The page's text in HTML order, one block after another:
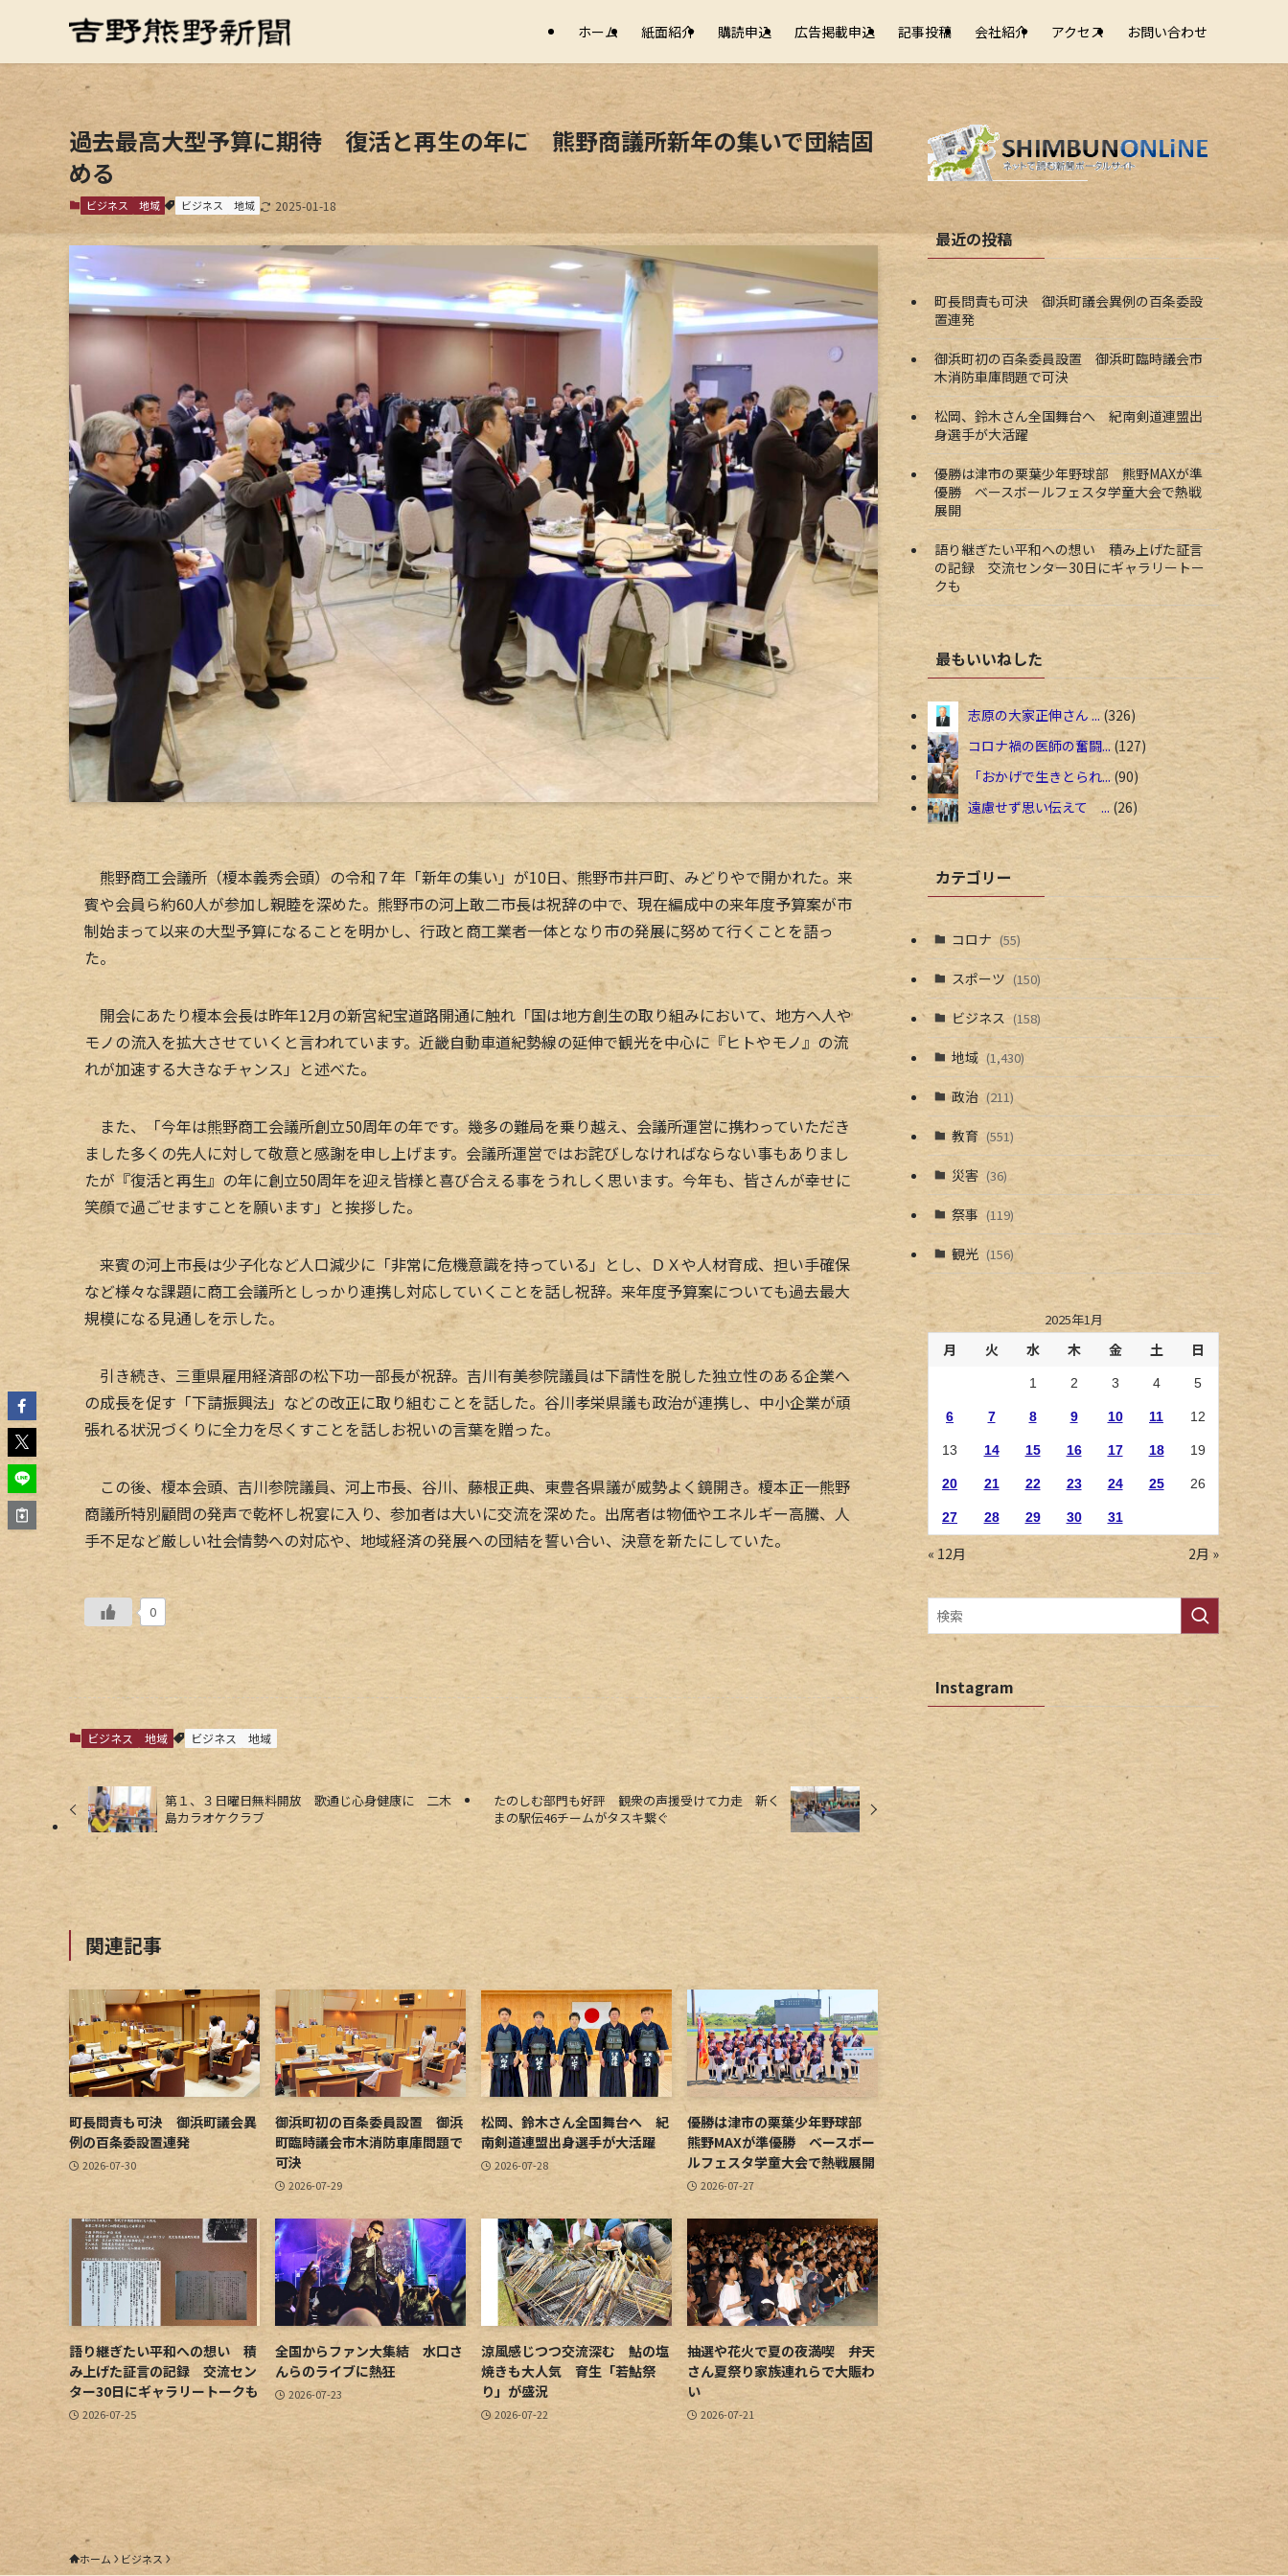
ホーム 紙面紹介 購読申込 広告掲載申込 記事投稿 会社紹介 アクセス お問い合わせ
過去最高大型予算に期待 復活と再生の年に 熊野商議所新年の集いで団結固
める
ビジネス 地域 ビジネス 地域 2025-01-18
熊野商工会議所（榎本義秀会頭）の令和７年「新年の集い」が10日、熊野市井戸町、みどりやで開かれた。来
賓や会員ら約60人が参加し親睦を深めた。熊野市の河上敢二市長は祝辞の中で、現在編成中の来年度予算案が市
制始まって以来の大型予算になることを明かし、行政と商工業者一体となり市の発展に努めて行くことを語っ
た。
開会にあたり榎本会長は昨年12月の新宮紀宝道路開通に触れ「国は地方創生の取り組みにおいて、地方へ人や
モノの流入を拡大させていくと言われています。近畿自動車道紀勢線の延伸で観光を中心に『ヒトやモノ』の流
れが加速する大きなチャンス」と述べた。
また、「今年は熊野商工会議所創立50周年の年です。幾多の難局を乗り越え、会議所運営に携わっていただき
ました多くの先人に対して敬意と感謝を申し上げます。会議所運営ではお詫びしなければならない事もありまし
たが『復活と再生』の年に創立50周年を迎え皆様と喜び合える事をうれしく思います。今年も、皆さんが幸せに
笑顔で過ごせますことを願います」と挨拶した。
来賓の河上市長は少子化など人口減少に「非常に危機意識を持っている」とし、ＤＸや人材育成、担い手確保
など様々な課題に商工会議所としっかり連携し対応していくことを話し祝辞。来年度予算案についても過去最大
規模になる見通しを示した。
引き続き、三重県雇用経済部の松下功一部長が祝辞。吉川有美参院議員は下請性を脱した独立性のある企業へ
の成長を促す「下請振興法」などの改正に取り組むことを話した。谷川孝栄県議も政治が連携し、中小企業が頑
張れる状況づくりに全力を尽くすことを話しお祝いの言葉を贈った。
この後、榎本会頭、吉川参院議員、河上市長、谷川、藤根正典、東豊各県議が威勢よく鏡開き。榎本正一熊野
商議所特別顧問の発声で乾杯し祝宴に入り、参加者は大いに交流を深めた。出席者は物価やエネルギー高騰、人
手不足など厳しい社会情勢への対応や、地域経済の発展への団結を誓い合い、決意を新たにしていた。
0
ビジネス 地域 ビジネス 地域
第１、３日曜日無料開放 歌通じ心身健康に 二木
島カラオケクラブ
たのしむ部門も好評 観衆の声援受けて力走 新く
まの駅伝46チームがタスキ繋ぐ
関連記事
町長問責も可決 御浜町議会異
例の百条委設置連発
2026-07-30
御浜町初の百条委員設置 御浜
町臨時議会市木消防車庫問題で
可決
2026-07-29
松岡、鈴木さん全国舞台へ 紀
南剣道連盟出身選手が大活躍
2026-07-28
優勝は津市の栗葉少年野球部
熊野MAXが準優勝 ベースボー
ルフェスタ学童大会で熱戦展開
2026-07-27
語り継ぎたい平和への想い 積
み上げた証言の記録 交流セン
ター30日にギャラリートークも
2026-07-25
全国からファン大集結 水口さ
んらのライブに熱狂
2026-07-23
涼風感じつつ交流深む 鮎の塩
焼きも大人気 育生「若鮎祭
り」が盛況
2026-07-22
抽選や花火で夏の夜満喫 弁天
さん夏祭り家族連れらで大賑わ
い
2026-07-21
最近の投稿
町長問責も可決 御浜町議会異例の百条委設
置連発
御浜町初の百条委員設置 御浜町臨時議会市
木消防車庫問題で可決
松岡、鈴木さん全国舞台へ 紀南剣道連盟出
身選手が大活躍
優勝は津市の栗葉少年野球部 熊野MAXが準
優勝 ベースボールフェスタ学童大会で熱戦
展開
語り継ぎたい平和への想い 積み上げた証言
の記録 交流センター30日にギャラリートー
クも
最もいいねした
志原の大家正伸さん ... 326
コロナ禍の医師の奮闘... 127
「おかげで生きとられ... 90
遠慮せず思い伝えて ... 26
カテゴリー
コロナ (55)
スポーツ (150)
ビジネス (158)
地域 (1,430)
政治 (211)
教育 (551)
災害 (36)
祭事 (119)
観光 (156)
2025年1月
月 火 水 木 金 土 日
1 2 3 4 5
6 7 8 9 10 11 12
13 14 15 16 17 18 19
20 21 22 23 24 25 26
27 28 29 30 31
« 12月 2月 »
Instagram
ホーム ビジネス